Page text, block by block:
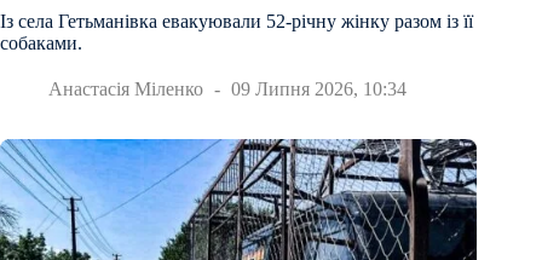
Із села Гетьманівка евакуювали 52-річну жінку разом із її
собаками.
Анастасія Міленко 09 Липня 2026, 10:34